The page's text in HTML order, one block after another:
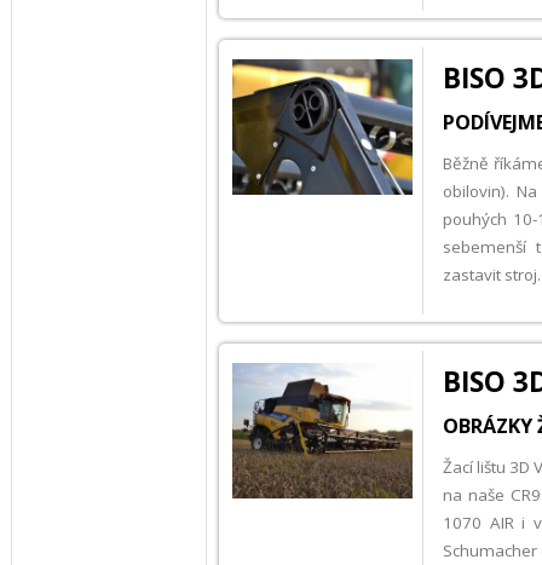
BISO
Běžně
obilovin).
pouhých
sebemenší
zastavit
BISO
OBRÁZKY
Žací lištu 3D
na naše
1070 AIR i